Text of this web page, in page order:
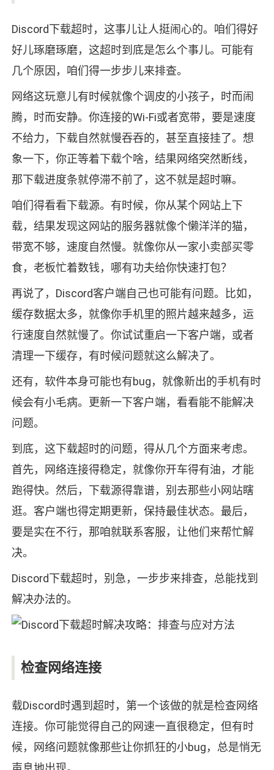
Discord下载超时，这事儿让人挺闹心的。咱们得好
好儿琢磨琢磨，这超时到底是怎么个事儿。可能有
几个原因，咱们得一步步儿来排查。
网络这玩意儿有时候就像个调皮的小孩子，时而闹
腾，时而安静。你连接的Wi-Fi或者宽带，要是速度
不给力，下载自然就慢吞吞的，甚至直接挂了。想
象一下，你正等着下载个啥，结果网络突然断线，
那下载进度条就停滞不前了，这不就是超时嘛。
咱们得看看下载源。有时候，你从某个网站上下
载，结果发现这网站的服务器就像个懒洋洋的猫，
带宽不够，速度自然慢。就像你从一家小卖部买零
食，老板忙着数钱，哪有功夫给你快速打包？
再说了，Discord客户端自己也可能有问题。比如，
缓存数据太多，就像你手机里的照片越来越多，运
行速度自然就慢了。你试试重启一下客户端，或者
清理一下缓存，有时候问题就这么解决了。
还有，软件本身可能也有bug，就像新出的手机有时
候会有小毛病。更新一下客户端，看看能不能解决
问题。
到底，这下载超时的问题，得从几个方面来考虑。
首先，网络连接得稳定，就像你开车得有油，才能
跑得快。然后，下载源得靠谱，别去那些小网站瞎
逛。客户端也得定期更新，保持最佳状态。最后，
要是实在不行，那咱就联系客服，让他们来帮忙解
决。
Discord下载超时，别急，一步步来排查，总能找到
解决办法的。
检查网络连接
载Discord时遇到超时，第一个该做的就是检查网络
连接。你可能觉得自己的网速一直很稳定，但有时
候，网络问题就像那些让你抓狂的小bug，总是悄无